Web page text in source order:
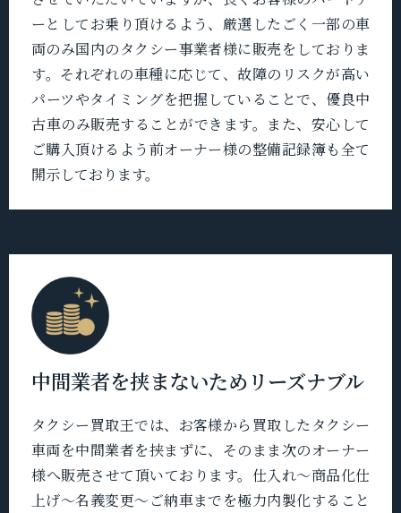
ーとしてお乗り頂けるよう、厳選したごく一部の車
両のみ国内のタクシー事業者様に販売をしておりま
す。それぞれの車種に応じて、故障のリスクが高い
パーツやタイミングを把握していることで、優良中
古車のみ販売することができます。また、安心して
ご購入頂けるよう前オーナー様の整備記録簿も全て
開示しております。
中間業者を挟まないためリーズナブル
タクシー買取王では、お客様から買取したタクシー
車両を中間業者を挟まずに、そのまま次のオーナー
様へ販売させて頂いております。仕入れ〜商品化仕
上げ〜名義変更〜ご納車までを極力内製化すること